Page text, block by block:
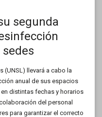
segunda
(UNSL) llevará a cabo la
anual de sus espacios
distintas fechas y horarios
del personal
para garantizar el correcto